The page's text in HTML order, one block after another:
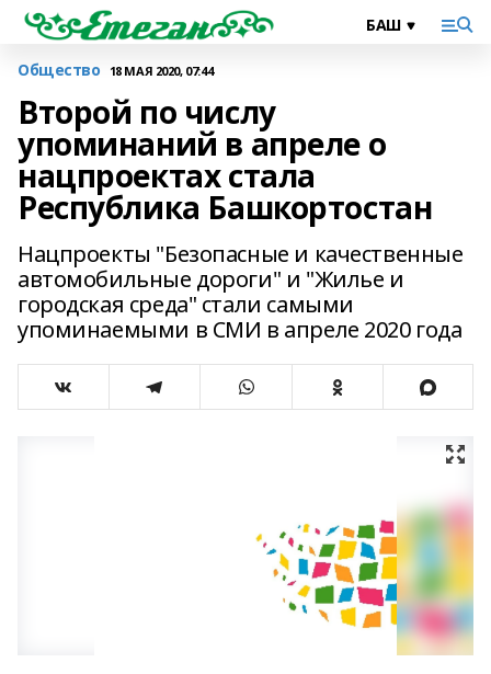
Общество 18 МАЯ 2020, 07:44
Второй по числу
упоминаний в апреле о
нацпроектах стала
Республика Башкортостан
Нацпроекты "Безопасные и качественные
автомобильные дороги" и "Жилье и
городская среда" стали самыми
упоминаемыми в СМИ в апреле 2020 года